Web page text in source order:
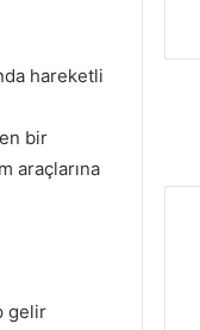
hareketli
bir
araçlarına
gelir